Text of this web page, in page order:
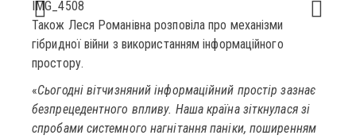
IMG_4508
Також Леся Романівна розповіла про механізми
гібридної війни з використанням інформаційного
простору.
«Сьогодні вітчизняний інформаційний простір зазнає
безпрецедентного впливу. Наша країна зіткнулася зі
спробами системного нагнітання паніки, поширенням